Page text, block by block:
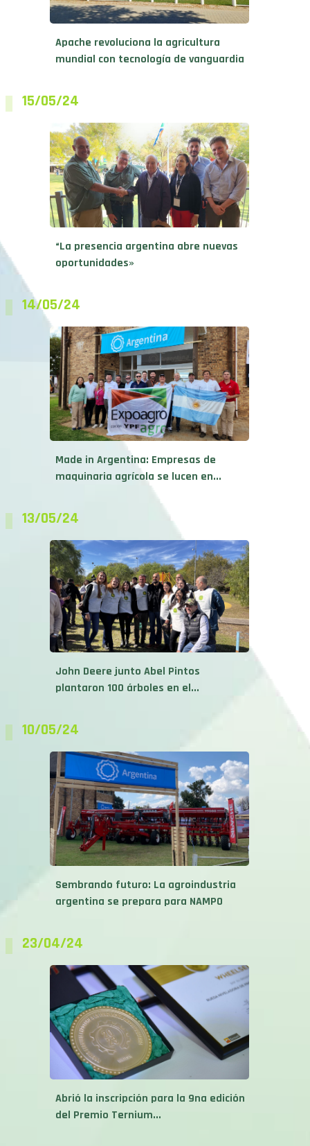
Apache revoluciona la agricultura
mundial con tecnología de vanguardia
15/05/24
“La presencia argentina abre nuevas
oportunidades»
14/05/24
Made in Argentina: Empresas de
maquinaria agrícola se lucen en...
13/05/24
John Deere junto Abel Pintos
plantaron 100 árboles en el...
10/05/24
Sembrando futuro: La agroindustria
argentina se prepara para NAMPO
23/04/24
Abrió la inscripción para la 9na edición
del Premio Ternium...